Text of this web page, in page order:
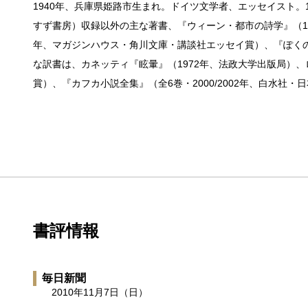
1940年、兵庫県姫路市生まれ。ドイツ文学者、エッセイスト
すず書房）収録以外の主な著書、『ウィーン・都市の詩学』
年、マガジンハウス・角川文庫・講談社エッセイ賞）、『ぽ
な訳書は、カネッティ『眩暈』（1972年、法政大学出版局）
賞）、『カフカ小説全集』（全6巻・2000/2002年、白水社・
書評情報
毎日新聞
2010年11月7日（日）